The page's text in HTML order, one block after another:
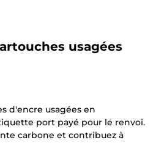
usagées
d'encre usagées en
port payé pour le renvoi.
carbone et contribuez à